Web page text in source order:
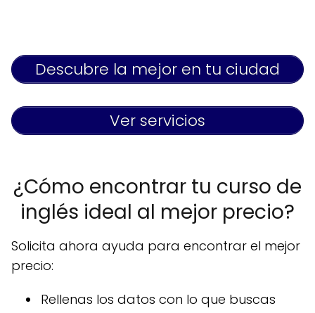
Descubre la mejor en tu ciudad
Ver servicios
¿Cómo encontrar tu curso de
inglés ideal al mejor precio?
Solicita ahora ayuda para encontrar el mejor
precio:
Rellenas los datos con lo que buscas